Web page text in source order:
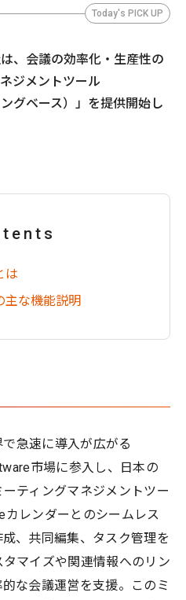
Today's PICK UP
、会議の効率化・生産性の
ジメントツール
グベース）」を提供開始し
は
主な機能説明
急速に導入が広がる
市場に参入し、日本の
ティングマネジメントツー
レンダーとのシームレス
、共同編集、タスク管理を
マイズや関連情報へのリン
な会議運営を支援。このミ